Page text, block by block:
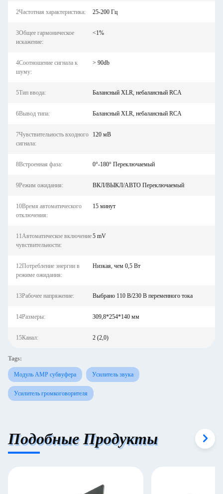
2Частотная характеристика: 25-200 Гц
3Общее гармоническое
искажение:
<1%
4Соотношение сигнала к
шуму:
> 90db
5Тип ввода: Балансный XLR, небалансный RCA
6Вывод типа: Балансный XLR, небалансный RCA
7Чувствительность входного
сигнала:
120 мВ
8Встроенная фаза: 0°-180° Переключаемый
9Режим ожидания: ВКЛ/ВЫКЛ/АВТО Переключаемый
10Время автоматического
отключения:
15 минут
11Автоматическое включение
чувствительности:
5 mV
12Потребление энергии в
режиме ожидания:
Низкая, чем 0,5 Вт
13Рабочее напряжение: Выбрано 110 В/230 В переменного тока
14Размеры: 309,8*254*140 мм
15Канал: 2 (2,0)
Tags:
Модуль AMP субвуфера Усилитель звука
Усилитель громкоговорителя
Подобные Продукты